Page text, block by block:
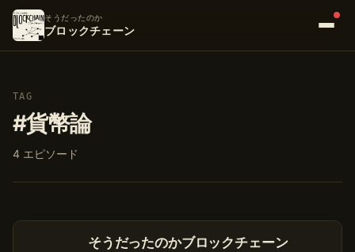
そうだったのか
ブロックチェーン
TAG
#貨幣論
4 エピソード
そうだったのかブロックチェーン